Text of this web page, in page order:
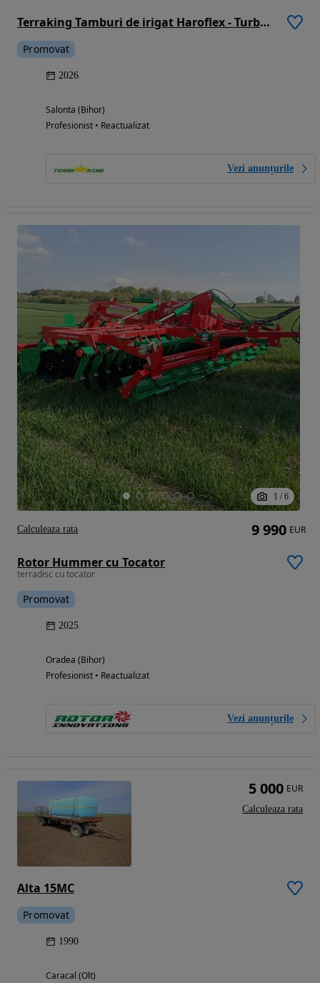
Terraking Tamburi de irigat Haroflex - TurboJET
Promovat
2026
Salonta (Bihor)
Profesionist • Reactualizat
Vezi anunțurile
1 / 6
Rotor Hummer cu Tocator
terradisc cu tocator
Promovat
2025
Oradea (Bihor)
Profesionist • Reactualizat
Vezi anunțurile
9 990 EUR
Calculeaza rata
Alta 15MC
Promovat
1990
Caracal (Olt)
5 000 EUR
Calculeaza rata